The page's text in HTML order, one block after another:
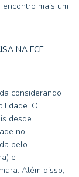
mais um
NA FCE
considerando
O
desde
no
pelo
e
Além disso,